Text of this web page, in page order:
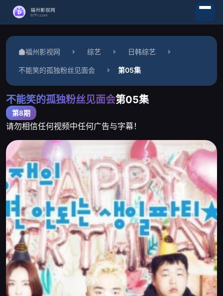
福州影视网 综艺 日韩综艺
不能笑的孤独粉丝见面会 第05集
不能笑的孤独粉丝见面会第05集
第8期
请勿相信任何视频中任何广告与字幕！